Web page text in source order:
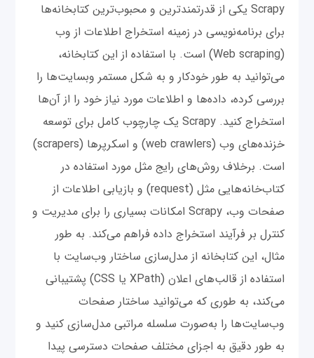
Scrapy یکی از قدرتمندترین و محبوب‌ترین کتابخانه‌ها
برای برنامه‌نویسی در زمینه استخراج اطلاعات از وب
(Web scraping) است. با استفاده از این کتابخانه،
می‌توانید به طور خودکار و به شکل مستمر و‌بسایت‌ها را
بررسی کرده، داده‌ها و اطلاعات مورد نیاز خود را از آن‌ها
استخراج کنید. Scrapy یک چارچوب کامل برای توسعه
خزنده‌های وب (web crawlers) و اسکرپرها (scrapers)
است. برخلاف روش‌های رایج مثل مورد استفاده در
کتاب‌خانه‌هایی مثل (request) و بازیابی اطلاعات از
صفحات وب، Scrapy امکانات بسیاری را برای مدیریت و
کنترل بر فرآیند استخراج داده فراهم می‌کند. به طور
مثال، این کتابخانه از مدل‌سازی ساختار وب‌سایت با
استفاده از قالب‌های اعلان (XPath یا CSS) پشتیبانی
می‌کند، به طوری که می‌توانید ساختار صفحات
وب‌سایت‌ها را به‌صورت سلسله مراتبی مدل‌سازی کنید و
به طور دقیق به اجزای مختلف صفحات دسترسی پیدا